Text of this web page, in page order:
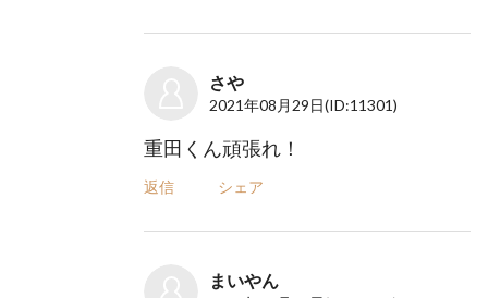
さや
2021年08月29日(ID:11301)
重田くん頑張れ！
返信 シェア
まいやん